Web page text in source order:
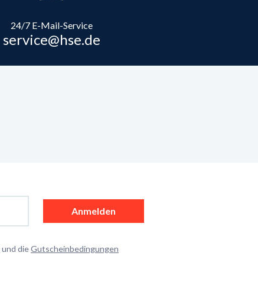
24/7 E-Mail-Service
service@hse.de
Anmelden
und dieGutscheinbedingungen